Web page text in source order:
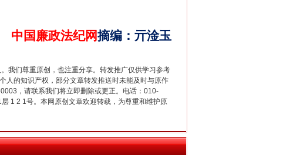
中国廉政法纪网摘编 ： 亓淦玉
我们尊重原创，也注重分享。转发推广仅供学习参考
人的知识产权，部分文章转发推送时未能及时与原作
，请联系我们将立即删除或更正。电话：010-
1 2 1号。本网原创文章欢迎转载，为尊重和维护原